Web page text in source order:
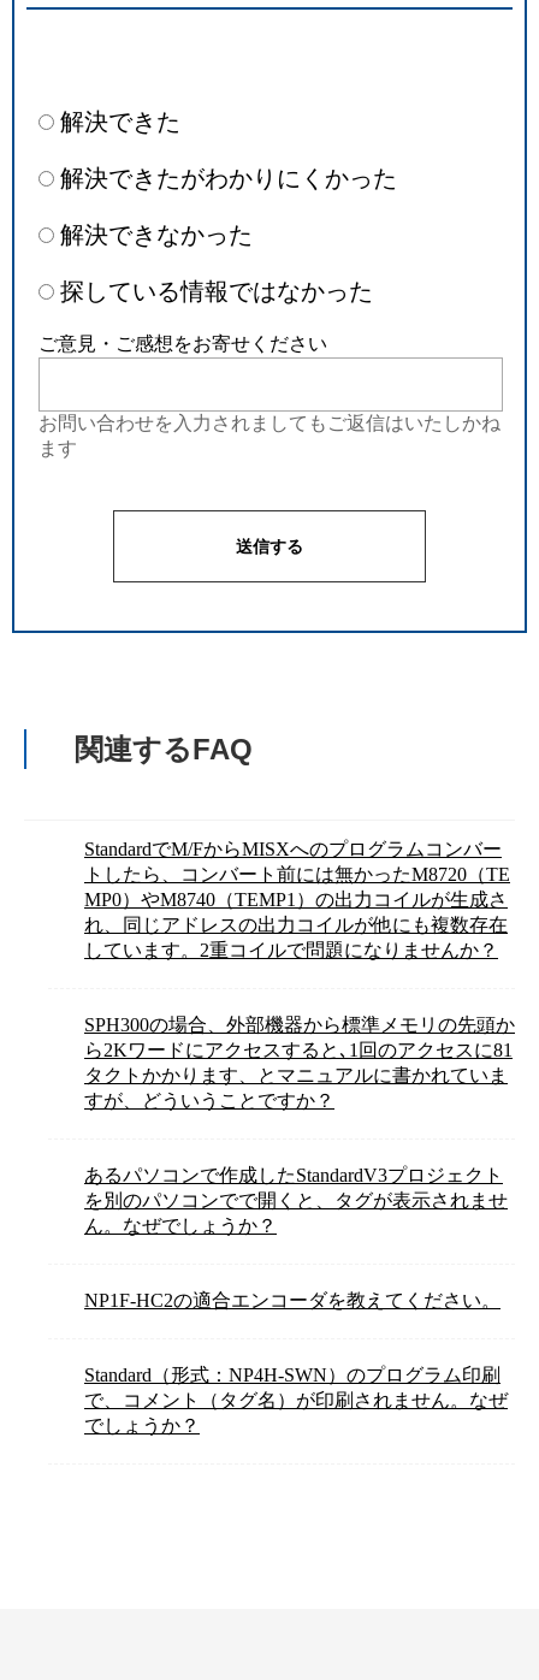
解決できた
解決できたがわかりにくかった
解決できなかった
探している情報ではなかった
ご意見・ご感想をお寄せください
お問い合わせを入力されましてもご返信はいたしかね
ます
関連するFAQ
StandardでM/FからMISXへのプログラムコンバー
トしたら、コンバート前には無かったM8720（TE
MP0）やM8740（TEMP1）の出力コイルが生成さ
れ、同じアドレスの出力コイルが他にも複数存在
しています。2重コイルで問題になりませんか？
SPH300の場合、外部機器から標準メモリの先頭か
ら2Kワードにアクセスすると､1回のアクセスに81
タクトかかります、とマニュアルに書かれていま
すが、どういうことですか？
あるパソコンで作成したStandardV3プロジェクト
を別のパソコンでで開くと、タグが表示されませ
ん。なぜでしょうか？
NP1F-HC2の適合エンコーダを教えてください。
Standard（形式：NP4H-SWN）のプログラム印刷
で、コメント（タグ名）が印刷されません。なぜ
でしょうか？